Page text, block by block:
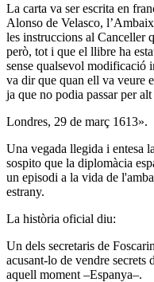
La carta va ser escrita en
Alonso de Velasco,
les instruccions al Canceller
però, tot i que el llibre ha
sense qualsevol modificació
va dir que quan ell va veure
ja que no podia passar per
Londres, 29 de març 1613».
Una vegada llegida i entesa
sospito que la diplomàcia
un episodi a la vida de
estrany.
La història oficial diu:
Un dels secretaris de
acusant-lo de vendre secrets
aquell moment –Espanya–.